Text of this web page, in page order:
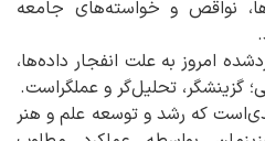
نواقص و خواسته‌های جامعه
امروز به علت انفجار داده‌ها،
تحلیل‌گر و عملگراست.
که رشد و توسعه علم و هنر